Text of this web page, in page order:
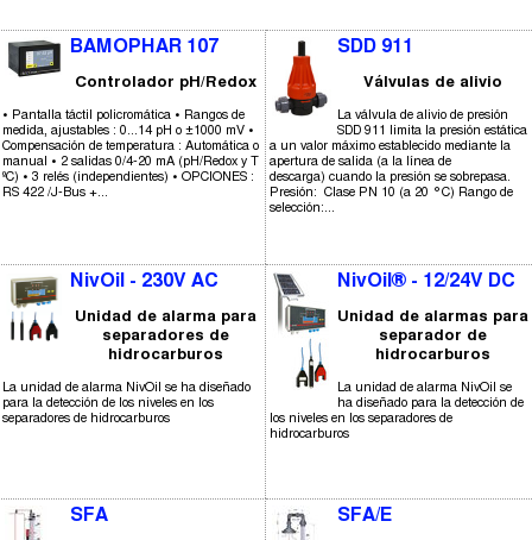
BAMOPHAR 107
Controlador pH/Redox
• Pantalla táctil policromática • Rangos de
medida, ajustables : 0...14 pH o ±1000 mV •
Compensación de temperatura : Automática o
manual • 2 salidas 0/4-20 mA (pH/Redox y T
ºC) • 3 relés (independientes) • OPCIONES :
RS 422 /J-Bus +...
SDD 911
Válvulas de alivio
La válvula de alivio de presión
SDD 911 limita la presión estática
a un valor máximo establecido mediante la
apertura de salida (a la línea de
descarga) cuando la presión se sobrepasa.
Presión: Clase PN 10 (a 20 °C) Rango de
selección:...
NivOil - 230V AC
Unidad de alarma para
separadores de
hidrocarburos
La unidad de alarma NivOil se ha diseñado
para la detección de los niveles en los
separadores de hidrocarburos
NivOil® - 12/24V DC
Unidad de alarmas para
separador de
hidrocarburos
La unidad de alarma NivOil se
ha diseñado para la detección de
los niveles en los separadores de
hidrocarburos
SFA SFA/E